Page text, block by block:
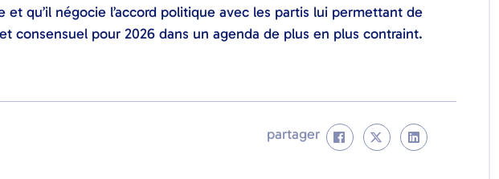
qu’il négocie l’accord politique avec les partis lui permettant de
consensuel pour 2026 dans un agenda de plus en plus contraint.
partager